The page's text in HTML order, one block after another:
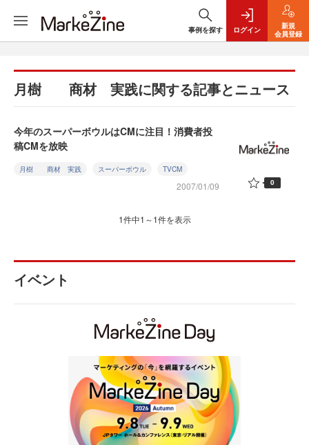
事例を探す ログイン
新規
会員登録
月樹 商材 実践に関する記事とニュース
今年のスーパーボウルはCMに注目！消費者投
稿CMを放映
月樹 商材 実践 スーパーボウル TVCM
2007/01/09 0
1件中1～1件を表示
イベント